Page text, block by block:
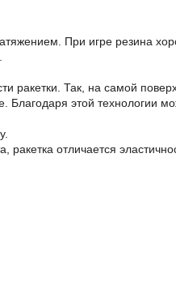
При игре резина
ракетки. Так, на самой
Благодаря этой технологии
отличается